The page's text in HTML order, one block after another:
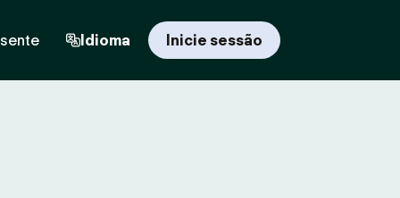
Idioma Inicie sessão